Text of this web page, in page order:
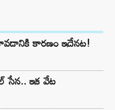
కావడానికి కారణం ఇదేనట!
సేన.. ఇక వేట